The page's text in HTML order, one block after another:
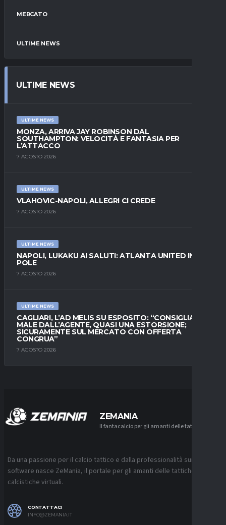
MERCATO
ULTIME NEWS
ULTIME NEWS
ULTIME NEWS
MONZA, ARRIVA JAY ROBINSON DAL
SOUTHAMPTON: VELOCITÀ E FANTASIA PER
L’ATTACCO
7 AGOSTO 2026
ULTIME NEWS
VLAHOVIC-NAPOLI, ALLEGRI CI CREDE
7 AGOSTO 2026
ULTIME NEWS
NAPOLI, LUKAKU AI SALUTI: ATLANTA UNITED IN
POLE
7 AGOSTO 2026
ULTIME NEWS
CAGLIARI, L’AD MELIS SU ESPOSITO: “CONSIGLIATO
MALE DALL’AGENTE, QUASI UNA ESTORSIONE;
SICURAMENTE SUL MERCATO CON OFFERTA
CONGRUA”
7 AGOSTO 2026
ZEMANIA
Il fantacalcio per gli amanti delle tattiche
Da una passione per il calcio tattico e dalla professionalità sui
software nasce ZeMania, il portale per gli amanti delle tattiche
calcistiche virtuali.
CONTATTACI
INFO@ZEMANIA.IT